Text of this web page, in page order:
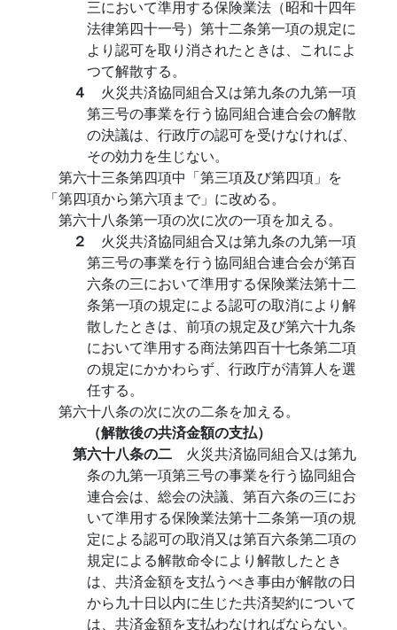
三において準用する保険業法（昭和十四年
法律第四十一号）第十二条第一項の規定に
より認可を取り消されたときは、これによ
つて解散する。
４ 火災共済協同組合又は第九条の九第一項
第三号の事業を行う協同組合連合会の解散
の決議は、行政庁の認可を受けなければ、
その効力を生じない。
第六十三条第四項中「第三項及び第四項」を
「第四項から第六項まで」に改める。
第六十八条第一項の次に次の一項を加える。
２ 火災共済協同組合又は第九条の九第一項
第三号の事業を行う協同組合連合会が第百
六条の三において準用する保険業法第十二
条第一項の規定による認可の取消により解
散したときは、前項の規定及び第六十九条
において準用する商法第四百十七条第二項
の規定にかかわらず、行政庁が清算人を選
任する。
第六十八条の次に次の二条を加える。
（解散後の共済金額の支払）
第六十八条の二 火災共済協同組合又は第九
条の九第一項第三号の事業を行う協同組合
連合会は、総会の決議、第百六条の三にお
いて準用する保険業法第十二条第一項の規
定による認可の取消又は第百六条第二項の
規定による解散命令により解散したとき
は、共済金額を支払うべき事由が解散の日
から九十日以内に生じた共済契約について
は、共済金額を支払わなければならない。